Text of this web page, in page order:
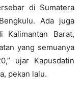
di Sumatera
Ada juga
Kalimantan Barat,
yang semuanya
ujar Kapusdatin
pekan lalu.